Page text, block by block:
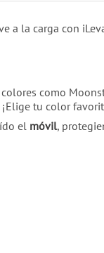
a la carga con
como
¡Elige tu color
el móvil,